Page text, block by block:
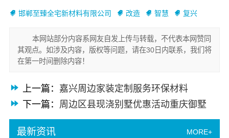
邯郸至臻全宅新材料有限公司 改造 智慧 复兴
本网站部分内容系网友自发上传与转载，不代表本网赞同
其观点。如涉及内容，版权等问题，请在30日内联系，我们将
在第一时间删除内容！
上一篇： 嘉兴周边家装定制服务环保材料
下一篇： 周边区县现浇别墅优惠活动重庆御墅
最新资讯 MORE+